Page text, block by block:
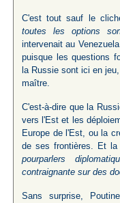
C'est tout sauf le
toutes les options
intervenait au
puisque les questions
la Russie sont ici en
maître.
C'est-à-dire que la
vers l'Est et les
Europe de l'Est, ou la
de ses frontières. Et
pourparlers
contraignante sur des
Sans surprise,